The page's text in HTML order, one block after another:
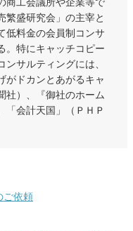
繁盛研究会」の主宰と
低料金の会員制コンサ
。特にキャッチコピー
サルティングには、
がドカンとあがるキャ
社）、『御社のホーム
「会計天国」（ＰＨＰ
ご依頼